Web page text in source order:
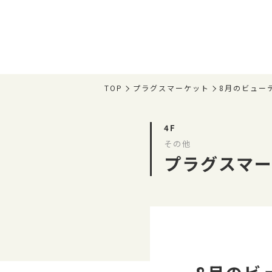
TOP プラグスマーケット 8月のビュー
4F
その他
プラグスマ